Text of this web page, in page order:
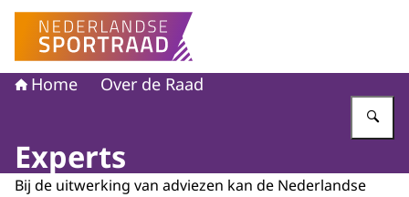
Naar de homepage van Nederlandse Sportraad
Home Over de Raad
Experts
Bij de uitwerking van adviezen kan de Nederlandse